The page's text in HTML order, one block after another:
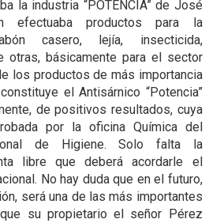
la industria “POTENCIA” de José
efectuaba productos para la
casero, lejía, insecticida,
otras, básicamente para el sector
los productos de más importancia
el Antisárnico “Potencia”
de positivos resultados, cuya
por la oficina Química del
de Higiene. Solo falta la
libre que deberá acordarle el
No hay duda que en el futuro,
será una de las más importantes
su propietario el señor Pérez